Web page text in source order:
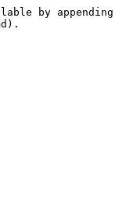
by appending